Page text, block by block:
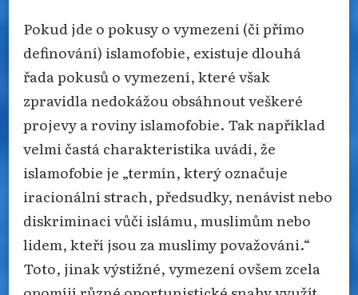
Pokud jde o pokusy o vymezení (či přímo
definování) islamofobie, existuje dlouhá
řada pokusů o vymezení, které však
zpravidla nedokážou obsáhnout veškeré
projevy a roviny islamofobie. Tak například
velmi častá charakteristika uvádí, že
islamofobie je „termín, který označuje
iracionální strach, předsudky, nenávist nebo
diskriminaci vůči islámu, muslimům nebo
lidem, kteří jsou za muslimy považováni.“
Toto, jinak výstižné, vymezení ovšem zcela